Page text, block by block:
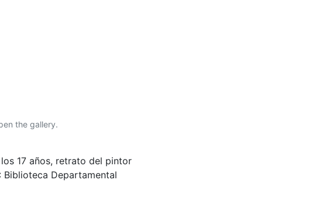
the gallery.
17 años, retrato del pintor
Biblioteca Departamental